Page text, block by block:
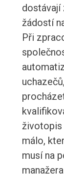
dostávají
žádostí
Při
životopis
málo,
musí na